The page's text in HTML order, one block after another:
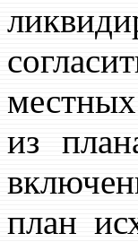
из
план